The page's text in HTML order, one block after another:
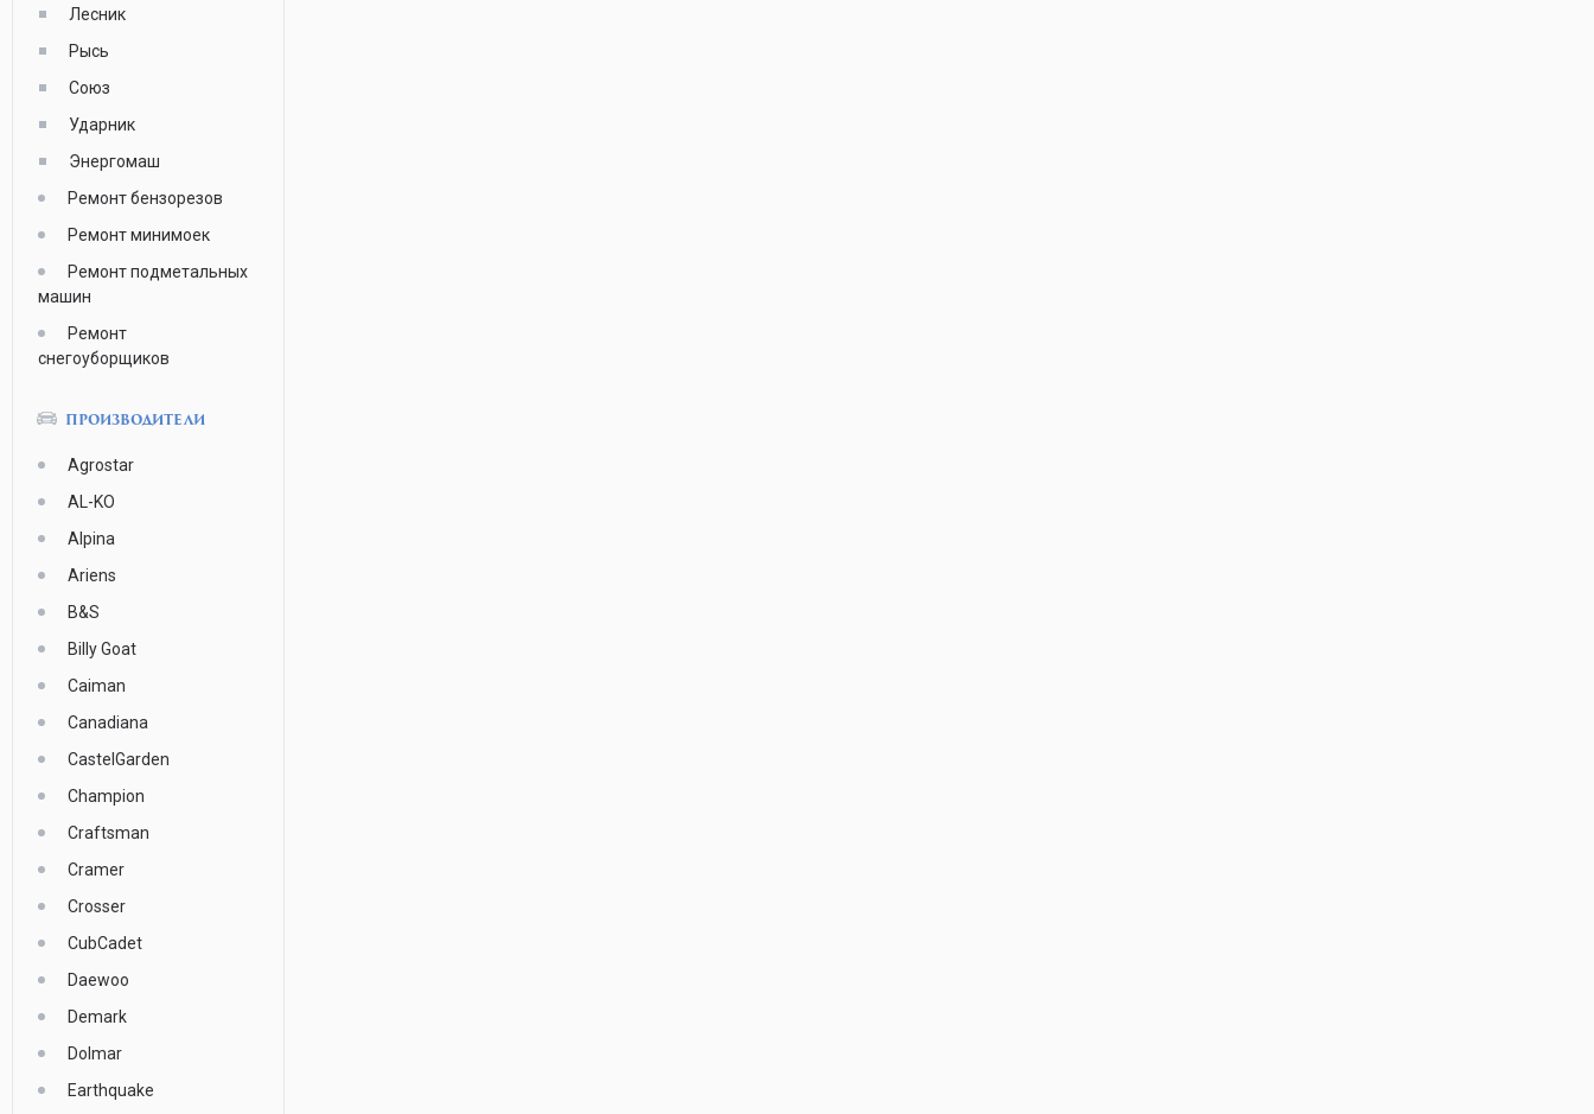
Лесник
Рысь
Союз
Ударник
Энергомаш
Ремонт бензорезов
Ремонт минимоек
Ремонт подметальных
машин
Ремонт
снегоуборщиков
ПРОИЗВОДИТЕЛИ
Agrostar
AL-KO
Alpina
Ariens
B&S
Billy Goat
Caiman
Canadiana
CastelGarden
Champion
Craftsman
Cramer
Crosser
CubCadet
Daewoo
Demark
Dolmar
Earthquake